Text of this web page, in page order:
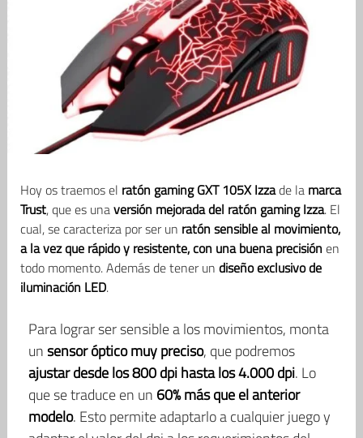
Hoy os traemos el ratón gaming GXT 105X Izzade la marca
Trust, que es unaversión mejorada del ratón gaming Izza. El
cual, se caracteriza por ser un ratón sensible al movimiento,
a la vez que rápido y resistente, con una buena precisión en
todo momento. Además de tener un diseño exclusivo de
iluminación LED.
Para lograr ser sensible a los movimientos, monta
unsensor óptico muy preciso, que podremos
ajustar desde los 800 dpi hasta los 4.000 dpi. Lo
que se traduce en un 60% más que el anterior
modelo. Esto permite adaptarlo a cualquier juego y